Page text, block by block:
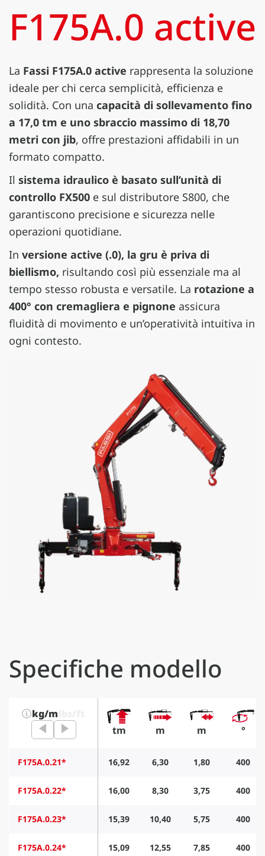
F175A.0 active
La Fassi F175A.0 active rappresenta la soluzione
ideale per chi cerca semplicità, efficienza e
solidità. Con una capacità di sollevamento fino
a 17,0 tm e uno sbraccio massimo di 18,70
metri con jib, offre prestazioni affidabili in un
formato compatto.
Il sistema idraulico è basato sull’unità di
controllo FX500 e sul distributore S800, che
garantiscono precisione e sicurezza nelle
operazioni quotidiane.
In versione active (.0), la gru è priva di
biellismo, risultando così più essenziale ma al
tempo stesso robusta e versatile. La rotazione a
400° con cremagliera e pignone assicura
fluidità di movimento e un’operatività intuitiva in
ogni contesto.
Specifiche modello
kg/m
tm
m m °
F175A.0.21* 16,92 6,30 1,80 400
F175A.0.22* 16,00 8,30 3,75 400
F175A.0.23* 15,39 10,40 5,75 400
F175A.0.24* 15,09 12,55 7,85 400